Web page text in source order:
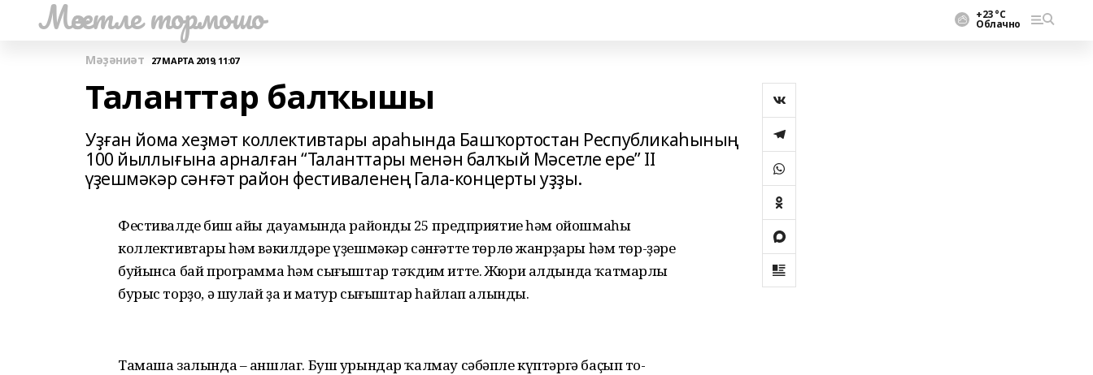
Мәсетле тормошо +23 °С
Облачно
Мәҙәниәт 27 МАРТА 2019, 11:07
Таланттар балҡышы
Уҙған йома хеҙмәт коллективтары араһында Башҡортостан Республикаһының
100 йыллығына арналған “Таланттары менән балҡый Мәсетле ере” II
үҙешмәкәр сәнғәт район фестиваленең Гала-концерты уҙҙы.
Фестивалдең биш айы дауамында райондың 25 предприятие һәм ойошмаһы
коллективтары һәм вәкилдәре үҙешмәкәр сәнғәттең төрлө жанрҙары һәм төр-ҙәре
буйынса бай программа һәм сығыштар тәҡдим итте. Жюри алдында ҡатмарлы
бурыс торҙо, ә шулай ҙа иң матур сығыштар һайлап алынды.
Тамаша залында – аншлаг. Буш урындар ҡалмау сәбәпле күптәргә баҫып то-